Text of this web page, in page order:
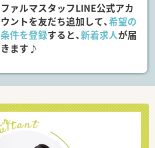
ファルマスタッフLINE公式アカ
ウントを友だち追加して、希望の
条件を登録すると、新着求人が届
きます♪